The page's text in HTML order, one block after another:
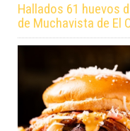
Hallados 61 huevos
de Muchavista de El